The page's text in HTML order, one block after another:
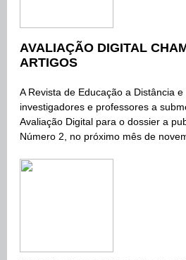
AVALIAÇÃO DIGITAL
ARTIGOS
A Revista de Educação a Distância
investigadores e professores a
Avaliação Digital para o dossier a
Número 2, no próximo mês de